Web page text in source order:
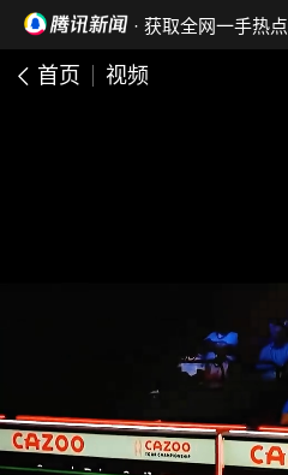
· 获取全网一手热点
首页 视频